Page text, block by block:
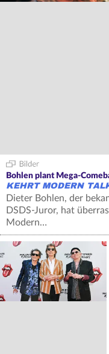
Bohlen plant Mega-
KEHRT MODERN
Dieter Bohlen, der
DSDS-Juror, hat
Modern…